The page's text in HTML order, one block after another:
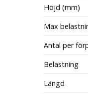
Höjd (mm)
Max
Antal per
Belastning
Längd